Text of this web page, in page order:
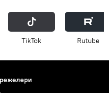
ТikТоk Rutube